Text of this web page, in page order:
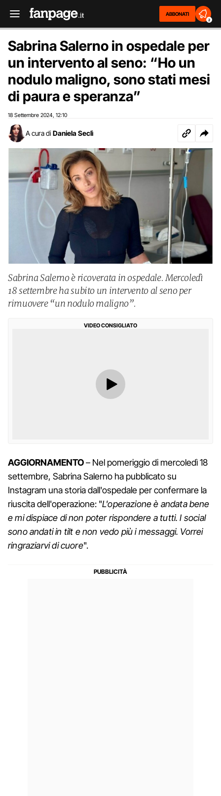
ABBONATI
2
Sabrina Salerno in ospedale per
un intervento al seno: “Ho un
nodulo maligno, sono stati mesi
di paura e speranza”
18 Settembre 2024 12:10
A cura di Daniela Seclì
Sabrina Salerno è ricoverata in ospedale. Mercoledì
18 settembre ha subito un intervento al seno per
rimuovere “un nodulo maligno”.
VIDEO CONSIGLIATO
AGGIORNAMENTO– Nel pomeriggio di mercoledì 18
settembre, Sabrina Salerno ha pubblicato su
Instagram una storia dall'ospedale per confermare la
riuscita dell'operazione: "L'operazione è andata bene
e mi dispiace di non poter rispondere a tutti. I social
sono andati in tilt e non vedo più i messaggi. Vorrei
ringraziarvi di cuore".